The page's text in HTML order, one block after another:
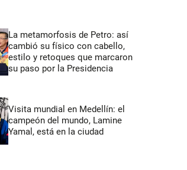
La metamorfosis de Petro: así
cambió su físico con cabello,
estilo y retoques que marcaron
su paso por la Presidencia
Visita mundial en Medellín: el
campeón del mundo, Lamine
Yamal, está en la ciudad